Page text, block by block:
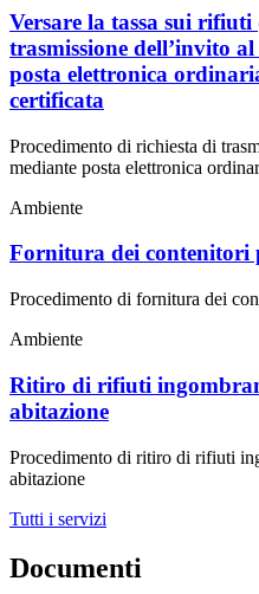
Versare la tassa sui
trasmissione dell’invito
posta elettronica
certificata
Procedimento di richiesta di
mediante posta elettronica
Ambiente
Fornitura dei contenitori
Procedimento di fornitura dei
Ambiente
Ritiro di rifiuti
abitazione
Procedimento di ritiro di rifiuti
abitazione
Tutti i servizi
Documenti